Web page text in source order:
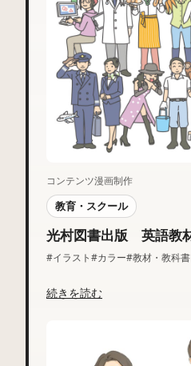
コンテンツ漫画制作
教育・スクール
光村図書出版 英語教
#イラスト#カラー#教材・教科書
続きを読む